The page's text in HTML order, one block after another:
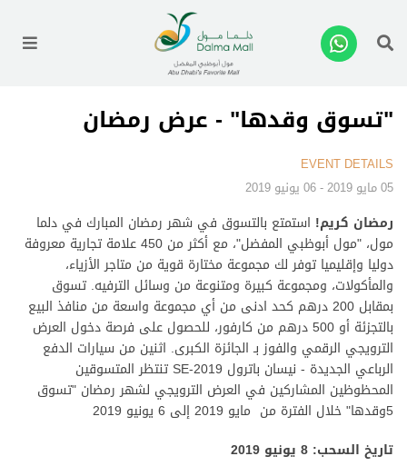
"تسوق وقدها" - عرض رمضان
EVENT DETAILS
05 مايو 2019 - 06 يونيو 2019
رمضان كريم! استمتع بالتسوق في شهر رمضان المبارك في دلما
مول، "مول أبوظبي المفضل"، مع أكثر من 450 علامة تجارية معروفة
دوليا وإقليميا توفر لك مجموعة مختارة قوية من متاجر الأزياء،
والمأكولات، ومجموعة كبيرة ومتنوعة من وسائل الترفيه. تسوق
بمقابل 200 درهم كحد ادنى من أي مجموعة واسعة من منافذ البيع
بالتجزئة أو 500 درهم من كارفور، للحصول على فرصة دخول العرض
الترويجي الرقمي والفوز بـ الجائزة الكبرى. اثنين من سيارات الدفع
الرباعي الجديدة - نيسان باترول SE-2019
تنتظر المتسوقين
المحظوظين المشاركين في العرض الترويجي لشهر رمضان "تسوق
وقدها" خلال الفترة من5 مايو 2019 إلى 6 يونيو 2019
تاريخ السحب: 8 يونيو 2019